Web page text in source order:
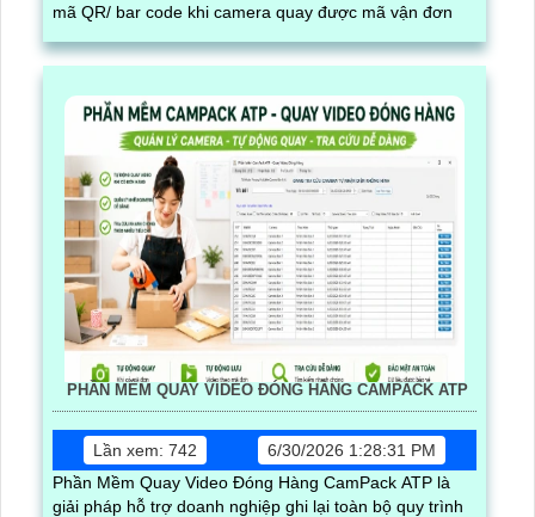
mã QR/ bar code khi camera quay được mã vận đơn
PHẦN MỀM QUAY VIDEO ĐÓNG HÀNG CAMPACK ATP
Lần xem: 742
6/30/2026 1:28:31 PM
Phần Mềm Quay Video Đóng Hàng CamPack ATP là
giải pháp hỗ trợ doanh nghiệp ghi lại toàn bộ quy trình